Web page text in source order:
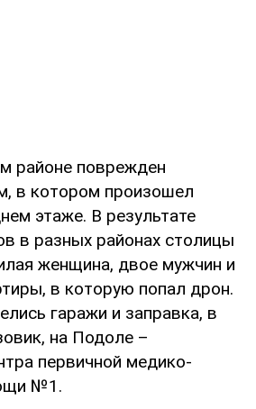
районе поврежден
в котором произошел
этаже. В результате
в разных районах столицы
женщина, двое мужчин и
в которую попал дрон.
гаражи и заправка, в
на Подоле –
первичной медико-
№1.